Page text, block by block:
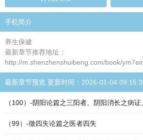
手机简介
养生保健
最新章节推荐地址：
http://m.shenzhenshuibeng.com/book/
最新章节预览 更新时间：2026-01-04
（100）-阴阳论篇之三阳者、阴阳消长之病
（99）-徵四失论篇之医者四失